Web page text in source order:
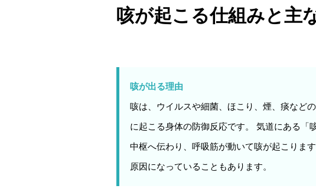
咳が起こる仕組みと主
咳が出る理由
咳は、ウイルスや細菌、ほこり、煙、痰など
に起こる身体の防御反応です。 気道にある「
中枢へ伝わり、呼吸筋が動いて咳が起こりま
原因になっていることもあります。